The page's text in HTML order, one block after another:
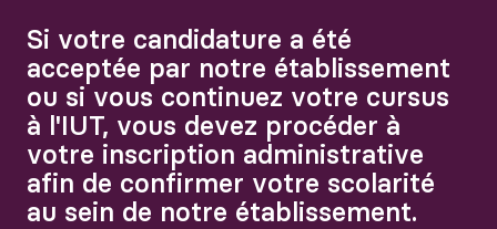
Si votre candidature a été
acceptée par notre établissement
ou si vous continuez votre cursus
à l'IUT, vous devez procéder à
votre inscription administrative
afin de confirmer votre scolarité
au sein de notre établissement.